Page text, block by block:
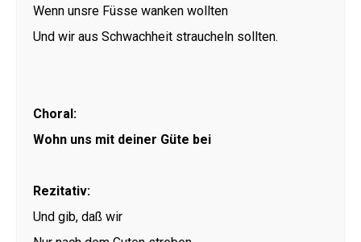
Wenn unsre Füsse wanken wollten
Und wir aus Schwachheit straucheln sollten.
Choral:
Wohn uns mit deiner Güte bei
Rezitativ:
Und gib, daß wir